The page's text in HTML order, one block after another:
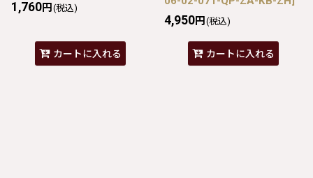
1,760円 (税込)
カートに入れる
4,950円 (税込)
カートに入れる